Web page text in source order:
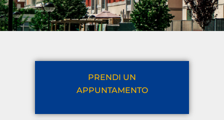
PRENDI UN
APPUNTAMENTO